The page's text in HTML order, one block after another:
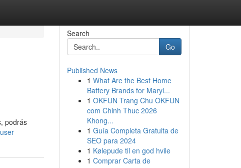
podrás
Search
Go
Published News
1 What Are the Best Home
Battery Brands for Maryl...
1 OKFUN Trang Chu OKFUN
com Chinh Thuc 2026
Khong...
1 Guía Completa Gratuita de
SEO para 2024
1 Kølepude til en god hvile
1 Comprar Carta de